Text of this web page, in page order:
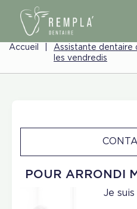
Accueil
Assistante dentaire
les vendredis
POUR ARRONDI
Je